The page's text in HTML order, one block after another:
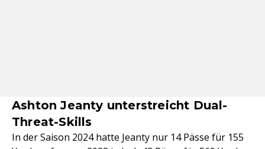
Ashton Jeanty unterstreicht Dual-
Threat-Skills
In der Saison 2024 hatte Jeanty nur 14 Pässe für 155